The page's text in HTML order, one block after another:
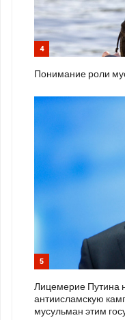
4
Понимание роли
5
Лицемерие Путина
антиисламскую
мусульман этим